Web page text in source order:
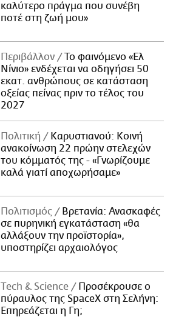
καλύτερο πράγμα που συνέβη
ποτέ στη ζωή μου»
Περιβάλλον
Το φαινόμενο «Ελ
Νίνιο» ενδέχεται να οδηγήσει 50
εκατ. ανθρώπους σε κατάσταση
οξείας πείνας πριν το τέλος του
2027
Πολιτική
Καρυστιανού: Κοινή
ανακοίνωση 22 πρώην στελεχών
του κόμματός της - «Γνωρίζουμε
καλά γιατί αποχωρήσαμε»
Πολιτισμός
Βρετανία: Ανασκαφές
σε πυρηνική εγκατάσταση «θα
αλλάξουν την προϊστορία»,
υποστηρίζει αρχαιολόγος
Τech & Science
Προσέκρουσε ο
πύραυλος της SpaceX στη Σελήνη:
Επηρεάζεται η Γη;